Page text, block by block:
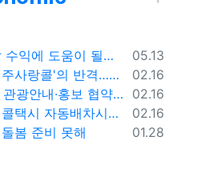
등록일
05.13
카카오택시 가맹, 정말 수익에 도움이 될까? '봉이 김선달'식 수수료의 진실
등록일
02.16
카카오택시에 맞선 '전주사랑콜'의 반격…62% 가입해 순항
등록일
02.16
순창군-개인택시조합, 관광안내·홍보 협약 체결
등록일
02.16
부산시설공단, 장애인 콜택시 자동배차시스템 시범 운영
등록일
01.28
봄 준비 못해